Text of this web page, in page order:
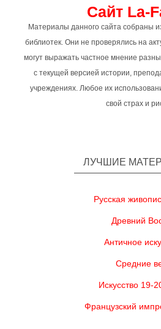
Сайт La-
Материалы данного сайта собраны
библиотек. Они не проверялись на
могут выражать частное мнение
с текущей версией истории,
учреждениях. Любое их
свой страх и
ЛУЧШИЕ
Русская
Древний
Античное
Средние
Искусство 19-
Французский